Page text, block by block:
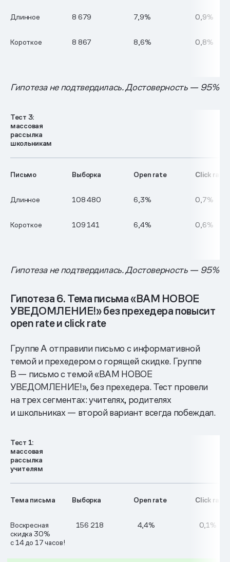
Длинное 8 679 7,9% 0,9%
Короткое 8 867 8,6% 0,8%
Гипотеза не подтвердилась. Достоверность — 95%
Тест 3:
массовая
рассылка
школьникам
Письмо Выборка Open rate Click rate
Длинное 108 480 6,3% 0,7%
Короткое 109 141 6,4% 0,6%
Гипотеза не подтвердилась. Достоверность — 95%
Гипотеза 6. Тема письма «ВАМ НОВОЕ
УВЕДОМЛЕНИЕ!» без прехедера повысит
open rate и click rate
Группе А отправили письмо с информативной
темой и прехедером о горящей скидке. Группе
B — письмо с темой «ВАМ НОВОЕ
УВЕДОМЛЕНИЕ!», без прехедера. Тест провели
на трех сегментах: учителях, родителях
и школьниках — второй вариант всегда побеждал.
Тест 1:
массовая
рассылка
учителям
Тема письма Выборка Open rate Click rate
Воскресная
скидка 30%
с 14 до 17 часов!
156 218 4,4% 0,1%